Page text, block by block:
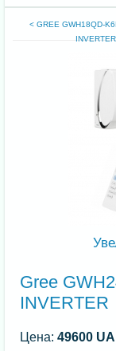
< GREE GWH18QD-
INVERTER
Gree
INVERTER
Цена:49600